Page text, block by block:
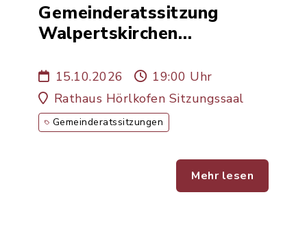
Gemeinderatssitzung
Walpertskirchen
15.10.2026
19:00 Uhr
Rathaus Hörlkofen Sitzungssaal
Gemeinderatssitzungen
Mehr lesen